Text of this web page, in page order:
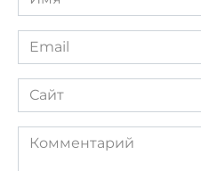
Email
Сайт
Комментарий